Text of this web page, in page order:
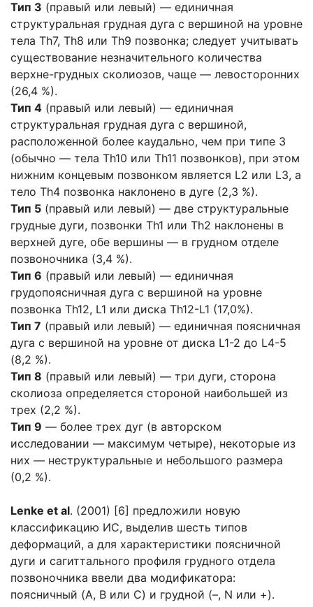
Тип 3 (правый или левый) — единичная
структуральная грудная дуга с вершиной на уровне
тела Th7, Th8 или Th9 позвонка; следует учитывать
существование незначительного количества
верхне-грудных сколиозов, чаще — левосторонних
(26,4 %).
Тип 4 (правый или левый) — единичная
структуральная грудная дуга с вершиной,
расположенной более каудально, чем при типе 3
(обычно — тела Th10 или Th11 позвонков), при этом
нижним концевым позвонком является L2 или L3, а
тело Th4 позвонка наклонено в дуге (2,3 %).
Тип 5 (правый или левый) — две структуральные
грудные дуги, позвонки Th1 или Th2 наклонены в
верхней дуге, обе вершины — в грудном отделе
позвоночника (3,4 %).
Тип 6 (правый или левый) — единичная
грудопоясничная дуга с вершиной на уровне
позвонка Th12, L1 или диска Th12-L1 (17,0%).
Тип 7 (правый или левый) — единичная поясничная
дуга с вершиной на уровне от диска L1-2 до L4-5
(8,2 %).
Тип 8 (правый или левый) — три дуги, сторона
сколиоза определяется стороной наибольшей из
трех (2,2 %).
Тип 9 — более трех дуг (в авторском
исследовании — максимум четыре), некоторые из
них — неструктуральные и небольшого размера
(0,2 %).
Lenke et al. (2001) [6] предложили новую
классификацию ИС, выделив шесть типов
деформаций, а для характеристики поясничной
дуги и сагиттального профиля грудного отдела
позвоночника ввели два модификатора:
поясничный (A, B или C) и грудной (–, N или +).